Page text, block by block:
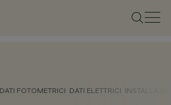
DATI FOTOMETRICI DATI ELETTRICI